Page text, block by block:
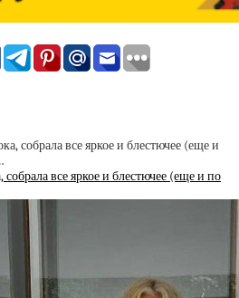
собрала все яркое и блестючее (еще и по